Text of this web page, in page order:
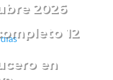
2026
12
en